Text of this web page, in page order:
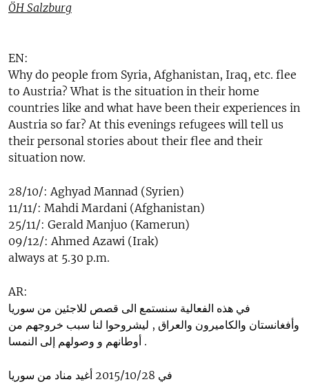
ÖH Salzburg
EN:
Why do people from Syria, Afghanistan, Iraq, etc. flee
to Austria? What is the situation in their home
countries like and what have been their experiences in
Austria so far? At this evenings refugees will tell us
their personal stories about their flee and their
situation now.
28/10/: Aghyad Mannad (Syrien)
11/11/: Mahdi Mardani (Afghanistan)
25/11/: Gerald Manjuo (Kamerun)
09/12/: Ahmed Azawi (Irak)
always at 5.30 p.m.
AR:
في هذه الفعالية سنستمع الى قصص للاجئين من سوريا
وأفغانستان والكاميرون والعراق , ليشروحوا لنا سبب خروجهم من
أوطانهم و وصولهم إلى النمسا .
في 2015/10/28 أغيد مناد من سوريا